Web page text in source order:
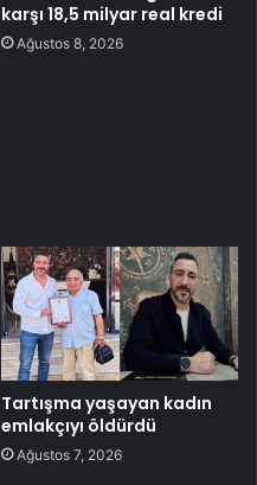
karşı 18,5 milyar real kredi
Ağustos 8, 2026
Tartışma yaşayan kadın
emlakçıyı öldürdü
Ağustos 7, 2026